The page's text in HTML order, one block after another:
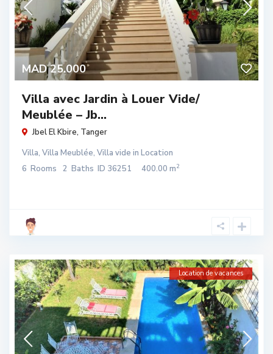
MAD 25.000
Villa avec Jardin à Louer Vide/
Meublée – Jb...
Jbel El Kbire, Tanger
Villa, Villa Meublée, Villa vide in Location
6 Rooms 2 Baths ID 36251 400.00 m2
Location de vacances